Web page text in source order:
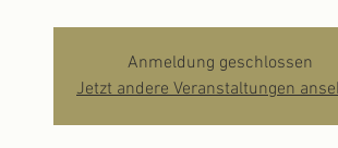
Anmeldung geschlossen
Jetzt andere Veranstaltungen